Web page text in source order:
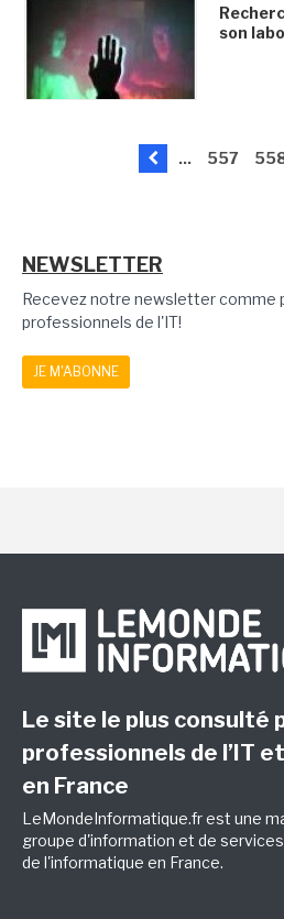
son
... 557
NEWSLETTER
Recevez notre newsletter comme
professionnels de l'IT!
JE M'ABONNE
Le site le plus consulté
professionnels de l’IT
en France
LeMondeInformatique.fr est une
groupe d'information et de
de l'informatique en France.